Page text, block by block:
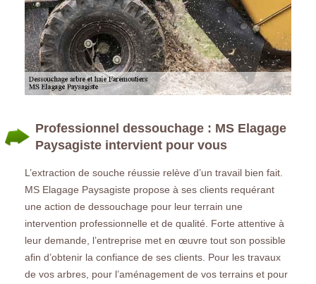
Professionnel dessouchage : MS Elagage
Paysagiste intervient pour vous
L’extraction de souche réussie relève d’un travail bien fait.
MS Elagage Paysagiste propose à ses clients requérant
une action de dessouchage pour leur terrain une
intervention professionnelle et de qualité. Forte attentive à
leur demande, l’entreprise met en œuvre tout son possible
afin d’obtenir la confiance de ses clients. Pour les travaux
de vos arbres, pour l’aménagement de vos terrains et pour